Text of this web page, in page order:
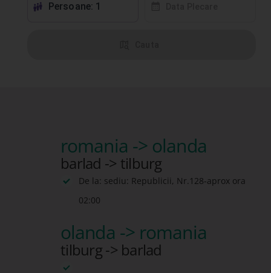
󱕱 Persoane: 1
romania -> olanda
barlad -> tilburg
De la: sediu: Republicii, Nr.128-aprox ora
02:00
olanda -> romania
tilburg -> barlad